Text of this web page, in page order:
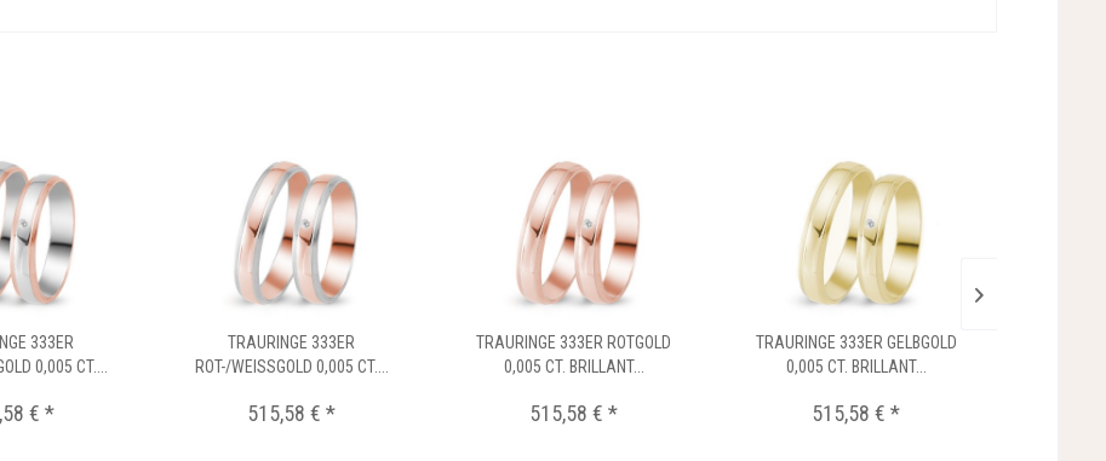
333ER
0,005 CT....
€ *
TRAURINGE 333ER
ROT-/WEISSGOLD 0,005 CT....
515,58 € *
TRAURINGE 333ER ROTGOLD
0,005 CT. BRILLANT...
515,58 € *
TRAURINGE 333ER GELBGOLD
0,005 CT. BRILLANT...
515,58 € *